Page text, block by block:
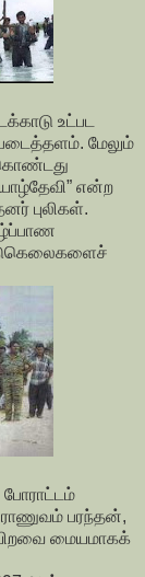
உட்பட
மேலும்
என்ற
புலிகள்.
பரந்தன்,
மையமாகக்